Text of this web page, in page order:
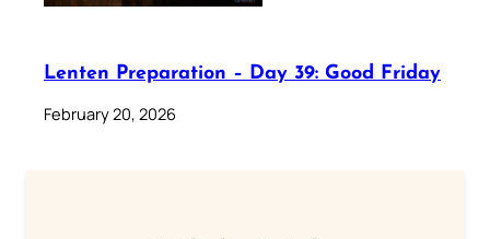
Lenten Preparation – Day 39: Good Friday
February 20, 2026